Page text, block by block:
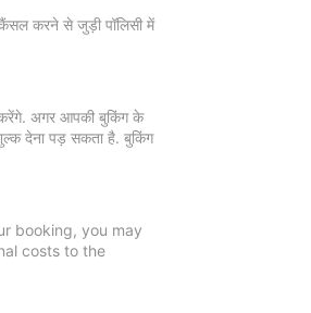
कैंसल करने से जुड़ी पॉलिसी में
अगर आपकी बुकिंग के
देना पड़ सकता है. बुकिंग
booking, you may
costs to the